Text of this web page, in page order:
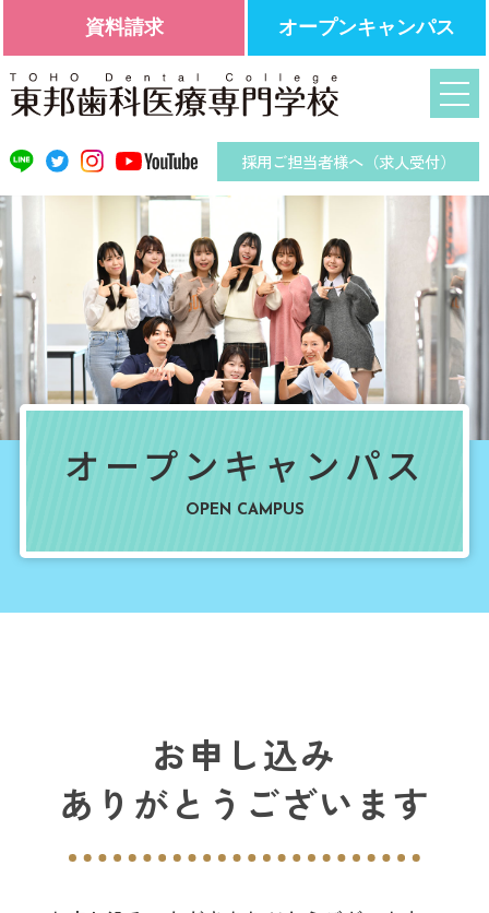
採用ご担当者様へ（求人受付）
オープンキャンパス
OPEN CAMPUS
お申し込み
ありがとうございます
資料請求 オープンキャンパス